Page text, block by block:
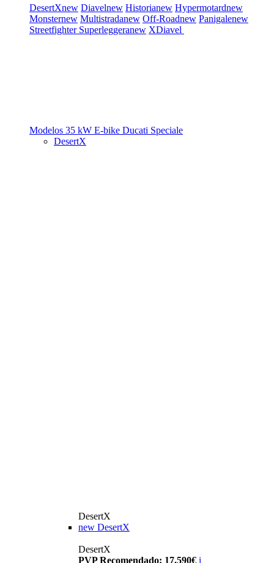
DesertXnew Diavelnew Historianew Hypermotardnew
Monsternew Multistradanew Off-Roadnew Panigalenew
Streetfighter Superleggeranew XDiavel
Modelos 35 kW E-bike Ducati Speciale
DesertX
DesertX
new DesertX
DesertX
PVP Recomendado: 17.590€ i